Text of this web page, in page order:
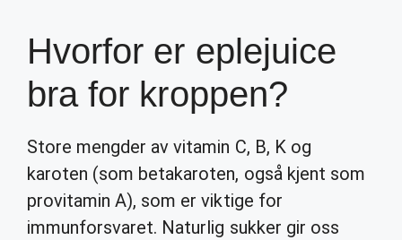
Hvorfor er eplejuice
bra for kroppen?
Store mengder av vitamin C, B, K og
karoten (som betakaroten, også kjent som
provitamin A), som er viktige for
immunforsvaret. Naturlig sukker gir oss